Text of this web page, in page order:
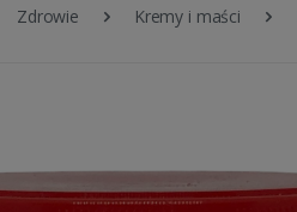
Zdrowie Kremy i maści